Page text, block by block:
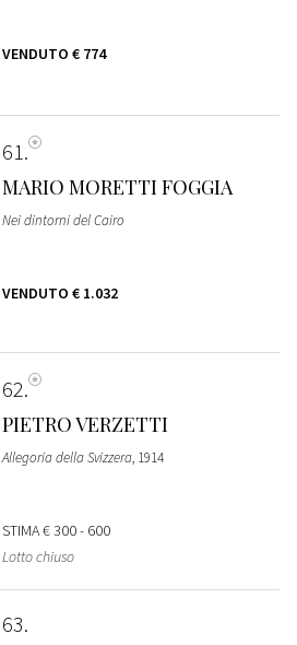
VENDUTO € 774
61
MARIO MORETTI FOGGIA
Nei dintorni del Cairo
VENDUTO € 1.032
62
PIETRO VERZETTI
Allegoria della Svizzera, 1914
STIMA€ 300 - 600
Lotto chiuso
63